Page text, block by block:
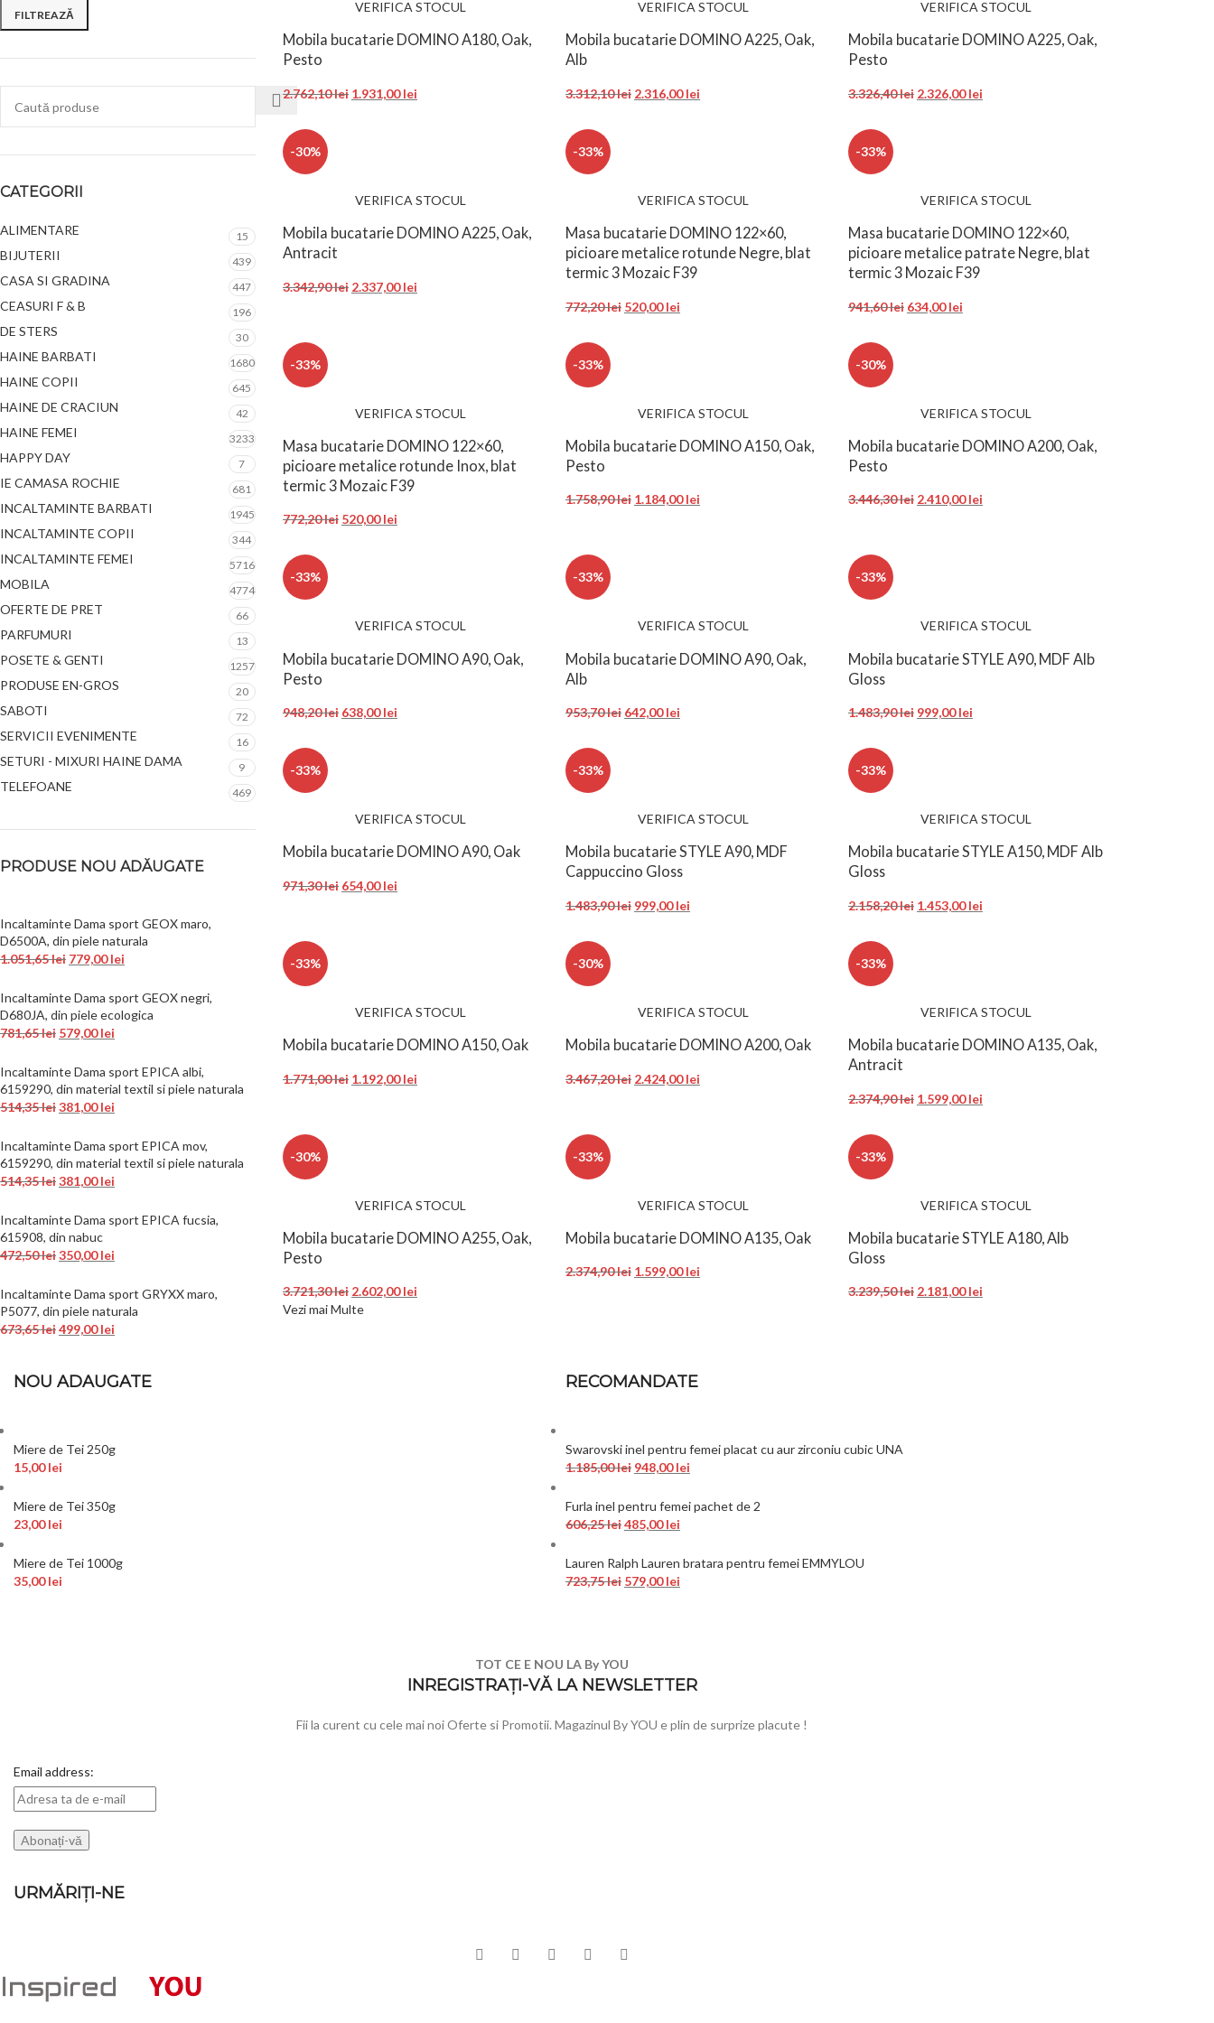
FILTREAZĂ
CATEGORII
ALIMENTARE 15
BIJUTERII 439
CASA SI GRADINA 447
CEASURI F & B 196
DE STERS 30
HAINE BARBATI 1680
HAINE COPII 645
HAINE DE CRACIUN 42
HAINE FEMEI 3233
HAPPY DAY 7
IE CAMASA ROCHIE 681
INCALTAMINTE BARBATI 1945
INCALTAMINTE COPII 344
INCALTAMINTE FEMEI 5716
MOBILA 4774
OFERTE DE PRET 66
PARFUMURI 13
POSETE & GENTI 1257
PRODUSE EN-GROS 20
SABOTI 72
SERVICII EVENIMENTE 16
SETURI - MIXURI HAINE DAMA 9
TELEFOANE 469
PRODUSE NOU ADĂUGATE
Incaltaminte Dama sport GEOX maro,
D6500A, din piele naturala
1.051,65lei 779,00lei
Incaltaminte Dama sport GEOX negri,
D680JA, din piele ecologica
781,65lei 579,00lei
Incaltaminte Dama sport EPICA albi,
6159290, din material textil si piele naturala
514,35lei381,00lei
Incaltaminte Dama sport EPICA mov,
6159290, din material textil si piele naturala
514,35lei381,00lei
Incaltaminte Dama sport EPICA fucsia,
615908, din nabuc
472,50lei350,00lei
Incaltaminte Dama sport GRYXX maro,
P5077, din piele naturala
673,65lei499,00lei
VERIFICA STOCUL
Mobila bucatarie DOMINO A180, Oak,
Pesto
2.762,10lei 1.931,00lei
VERIFICA STOCUL
Mobila bucatarie DOMINO A225, Oak,
Alb
3.312,10lei 2.316,00lei
VERIFICA STOCUL
Mobila bucatarie DOMINO A225, Oak,
Pesto
3.326,40lei 2.326,00lei
-30%
VERIFICA STOCUL
Mobila bucatarie DOMINO A225, Oak,
Antracit
3.342,90lei 2.337,00lei
-33%
VERIFICA STOCUL
Masa bucatarie DOMINO 122×60,
picioare metalice rotunde Negre, blat
termic 3 Mozaic F39
772,20lei 520,00lei
-33%
VERIFICA STOCUL
Masa bucatarie DOMINO 122×60,
picioare metalice patrate Negre, blat
termic 3 Mozaic F39
941,60lei 634,00lei
-33%
VERIFICA STOCUL
Masa bucatarie DOMINO 122×60,
picioare metalice rotunde Inox, blat
termic 3 Mozaic F39
772,20lei 520,00lei
-33%
VERIFICA STOCUL
Mobila bucatarie DOMINO A150, Oak,
Pesto
1.758,90lei 1.184,00lei
-30%
VERIFICA STOCUL
Mobila bucatarie DOMINO A200, Oak,
Pesto
3.446,30lei 2.410,00lei
-33%
VERIFICA STOCUL
Mobila bucatarie DOMINO A90, Oak,
Pesto
948,20lei 638,00lei
-33%
VERIFICA STOCUL
Mobila bucatarie DOMINO A90, Oak,
Alb
953,70lei 642,00lei
-33%
VERIFICA STOCUL
Mobila bucatarie STYLE A90, MDF Alb
Gloss
1.483,90lei 999,00lei
-33%
VERIFICA STOCUL
Mobila bucatarie DOMINO A90, Oak
971,30lei 654,00lei
-33%
VERIFICA STOCUL
Mobila bucatarie STYLE A90, MDF
Cappuccino Gloss
1.483,90lei 999,00lei
-33%
VERIFICA STOCUL
Mobila bucatarie STYLE A150, MDF Alb
Gloss
2.158,20lei 1.453,00lei
-33%
VERIFICA STOCUL
Mobila bucatarie DOMINO A150, Oak
1.771,00lei 1.192,00lei
-30%
VERIFICA STOCUL
Mobila bucatarie DOMINO A200, Oak
3.467,20lei 2.424,00lei
-33%
VERIFICA STOCUL
Mobila bucatarie DOMINO A135, Oak,
Antracit
2.374,90lei 1.599,00lei
-30%
VERIFICA STOCUL
Mobila bucatarie DOMINO A255, Oak,
Pesto
3.721,30lei 2.602,00lei
-33%
VERIFICA STOCUL
Mobila bucatarie DOMINO A135, Oak
2.374,90lei 1.599,00lei
-33%
VERIFICA STOCUL
Mobila bucatarie STYLE A180, Alb
Gloss
3.239,50lei 2.181,00lei
Vezi mai Multe
NOU ADAUGATE
Miere de Tei 250g
15,00lei
Miere de Tei 350g
23,00lei
Miere de Tei 1000g
35,00lei
RECOMANDATE
Swarovski inel pentru femei placat cu aur zirconiu cubic UNA
1.185,00lei 948,00lei
Furla inel pentru femei pachet de 2
606,25lei485,00lei
Lauren Ralph Lauren bratara pentru femei EMMYLOU
723,75lei 579,00lei
TOT CE E NOU LA By YOU
INREGISTRAȚI-VĂ LA NEWSLETTER
Fii la curent cu cele mai noi Oferte si Promotii. Magazinul By YOU e plin de surprize placute !
Email address:
URMĂRIȚI-NE